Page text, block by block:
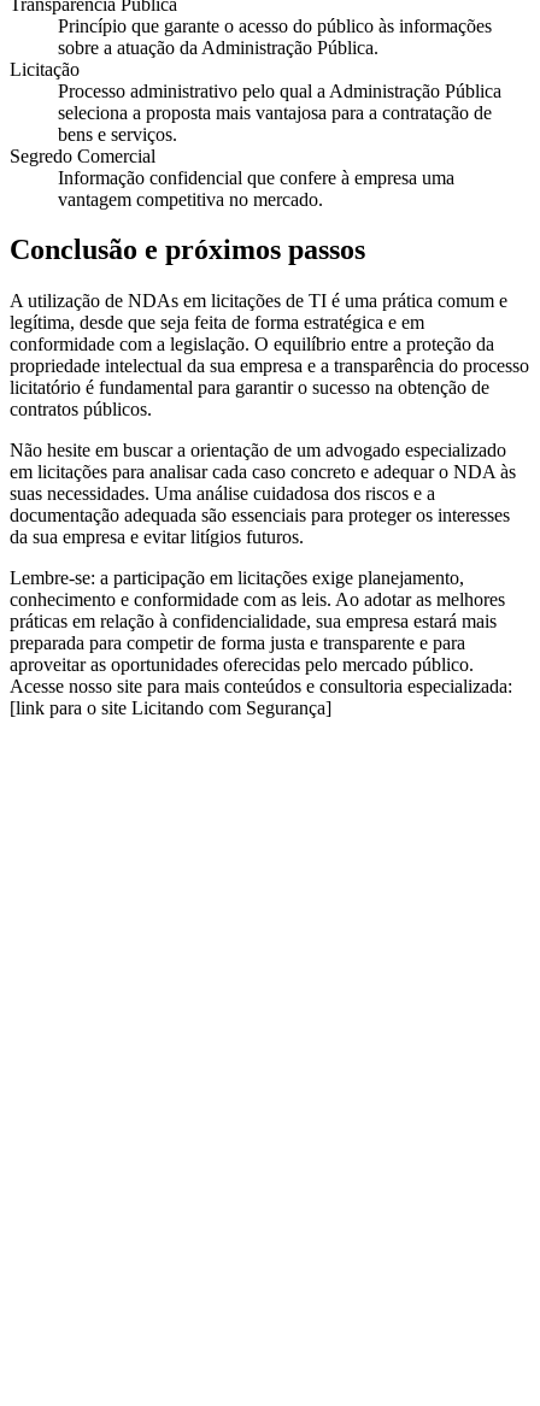
Princípio que garante o acesso do público às informações
sobre a atuação da Administração Pública.
Licitação
Processo administrativo pelo qual a Administração Pública
seleciona a proposta mais vantajosa para a contratação de
bens e serviços.
Segredo Comercial
Informação confidencial que confere à empresa uma
vantagem competitiva no mercado.
Conclusão e próximos passos
A utilização de NDAs em licitações de TI é uma prática comum e
legítima, desde que seja feita de forma estratégica e em
conformidade com a legislação. O equilíbrio entre a proteção da
propriedade intelectual da sua empresa e a transparência do processo
licitatório é fundamental para garantir o sucesso na obtenção de
contratos públicos.
Não hesite em buscar a orientação de um advogado especializado
em licitações para analisar cada caso concreto e adequar o NDA às
suas necessidades. Uma análise cuidadosa dos riscos e a
documentação adequada são essenciais para proteger os interesses
da sua empresa e evitar litígios futuros.
Lembre-se: a participação em licitações exige planejamento,
conhecimento e conformidade com as leis. Ao adotar as melhores
práticas em relação à confidencialidade, sua empresa estará mais
preparada para competir de forma justa e transparente e para
aproveitar as oportunidades oferecidas pelo mercado público.
Acesse nosso site para mais conteúdos e consultoria especializada:
[link para o site Licitando com Segurança]